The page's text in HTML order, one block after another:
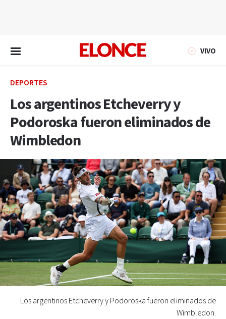
VIVO
DEPORTES
Los argentinos Etcheverry y
Podoroska fueron eliminados de
Wimbledon
Los argentinos Etcheverry y Podoroska fueron eliminados de
Wimbledon.